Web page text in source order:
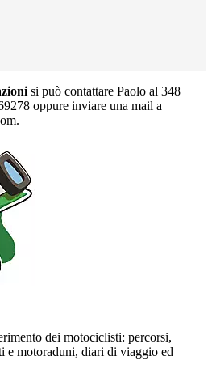
si può contattare Paolo al 348
oppure inviare una mail a
dei motociclisti: percorsi,
e motoraduni, diari di viaggio ed